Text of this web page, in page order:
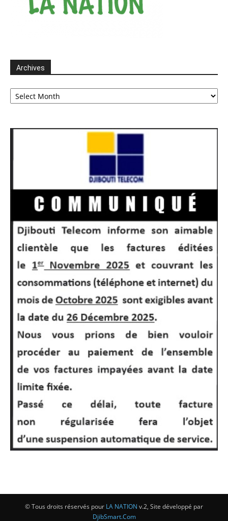
Archives
Archives
© Tous droits réservés pour LA NATION v.2, Site développé par
DjibSmart.Com